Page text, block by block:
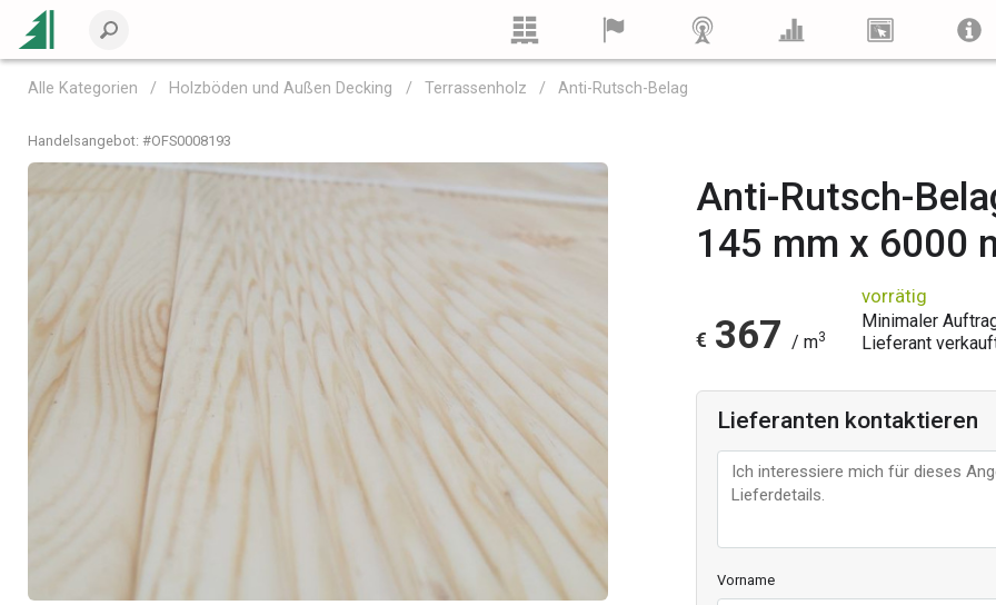
Alle Kategorien Holzböden und Außen Decking Terrassenholz Anti-Rutsch-Belag
Handelsangebot: #OFS0008193
Anti-Rutsch-
145 mm x 6000
€ 367 / m3
vorrätig
Minimaler
Lieferant
Lieferanten kontaktieren
Vorname